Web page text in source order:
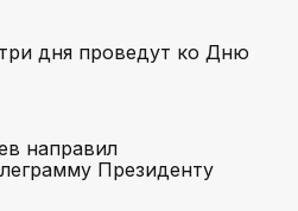
дня проведут ко Дню
направил
Президенту